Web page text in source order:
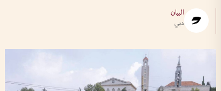
البيان
دبي